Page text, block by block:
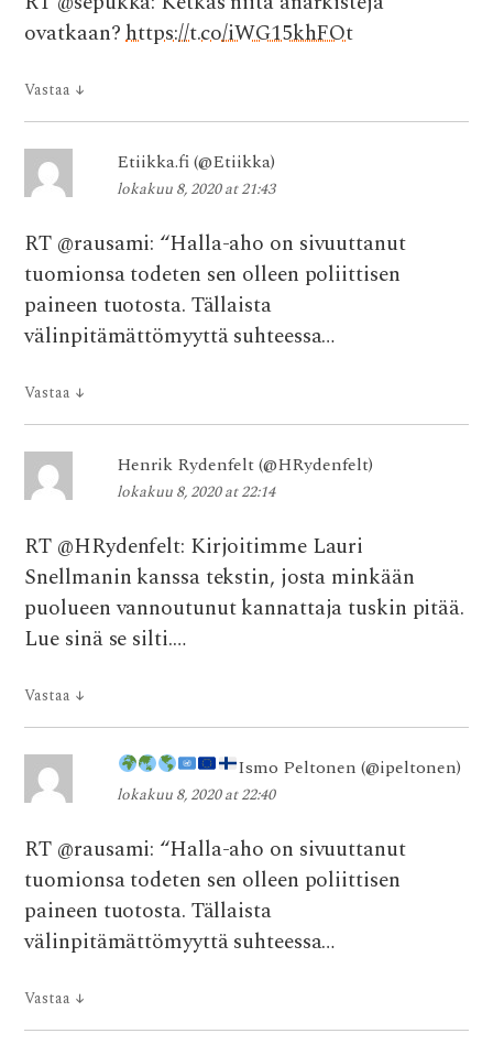
ovatkaan?https://t.co/iWG15khFOt
Vastaa ↓
Etiikka.fi (@Etiikka)
lokakuu 8, 2020 at 21:43
RT @rausami: “Halla-aho on sivuuttanut
tuomionsa todeten sen olleen poliittisen
paineen tuotosta. Tällaista
välinpitämättömyyttä suhteessa…
Vastaa ↓
Henrik Rydenfelt (@HRydenfelt)
lokakuu 8, 2020 at 22:14
RT @HRydenfelt: Kirjoitimme Lauri
Snellmanin kanssa tekstin, josta minkään
puolueen vannoutunut kannattaja tuskin pitää.
Lue sinä se silti.…
Vastaa ↓
Ismo Peltonen (@ipeltonen)
lokakuu 8, 2020 at 22:40
RT @rausami: “Halla-aho on sivuuttanut
tuomionsa todeten sen olleen poliittisen
paineen tuotosta. Tällaista
välinpitämättömyyttä suhteessa…
Vastaa ↓